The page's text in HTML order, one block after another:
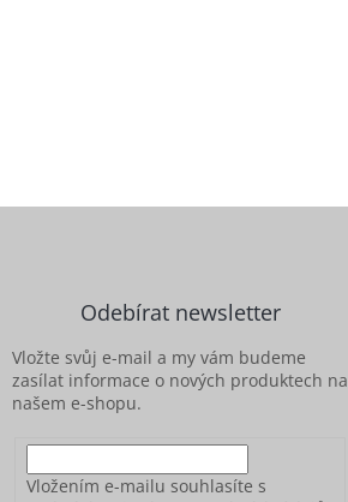
Z
Odebírat newsletter
Vložte svůj e-mail a my vám budeme
zasílat informace o nových produktech na
našem e-shopu.
Vložením e-mailu souhlasíte s